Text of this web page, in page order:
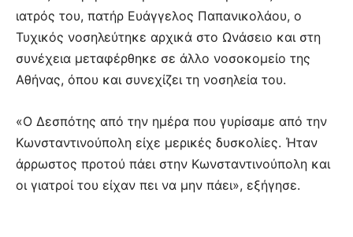
ιατρός του, πατήρ Ευάγγελος Παπανικολάου, ο
Τυχικός νοσηλεύτηκε αρχικά στο Ωνάσειο και στη
συνέχεια μεταφέρθηκε σε άλλο νοσοκομείο της
Αθήνας, όπου και συνεχίζει τη νοσηλεία του.
«Ο Δεσπότης από την ημέρα που γυρίσαμε από την
Κωνσταντινούπολη είχε μερικές δυσκολίες. Ήταν
άρρωστος προτού πάει στην Κωνσταντινούπολη και
οι γιατροί του είχαν πει να μην πάει», εξήγησε.